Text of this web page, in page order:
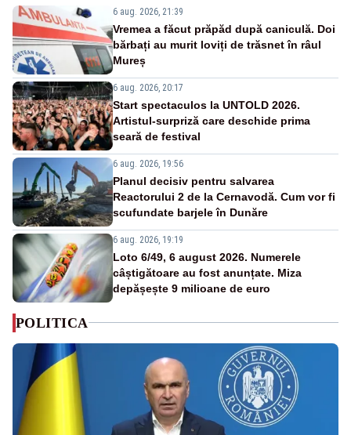
6 aug. 2026, 21:39
Vremea a făcut prăpăd după caniculă. Doi
bărbați au murit loviți de trăsnet în râul
Mureș
6 aug. 2026, 20:17
Start spectaculos la UNTOLD 2026.
Artistul-surpriză care deschide prima
seară de festival
6 aug. 2026, 19:56
Planul decisiv pentru salvarea
Reactorului 2 de la Cernavodă. Cum vor fi
scufundate barjele în Dunăre
6 aug. 2026, 19:19
Loto 6/49, 6 august 2026. Numerele
câștigătoare au fost anunțate. Miza
depășește 9 milioane de euro
POLITICA